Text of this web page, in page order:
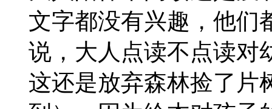
文字都没有兴趣，他们
说，大人点读不点读对
这还是放弃森林捡了片